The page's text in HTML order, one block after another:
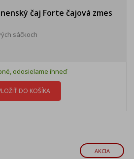
čaj Forte čajová zmes
sáčkoch
odosielame ihneď
DO KOŠÍKA
AKCIA